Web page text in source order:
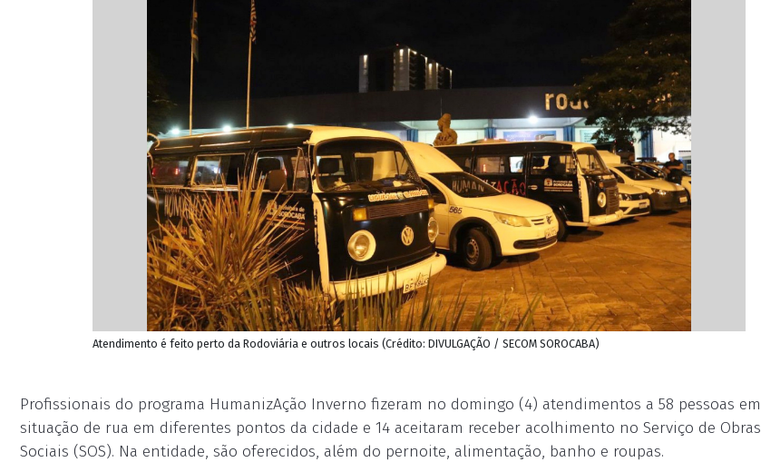
Atendimento é feito perto da Rodoviária e outros locais (Crédito: DIVULGAÇÃO / SECOM SOROCABA)
Profissionais do programa HumanizAção Inverno fizeram no domingo (4) atendimentos a 58 pessoas em
situação de rua em diferentes pontos da cidade e 14 aceitaram receber acolhimento no Serviço de Obras
Sociais (SOS). Na entidade, são oferecidos, além do pernoite, alimentação, banho e roupas.